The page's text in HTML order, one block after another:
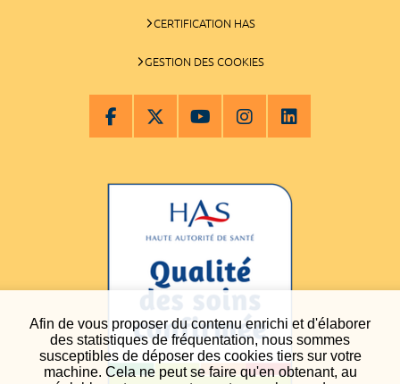
Afin de vous proposer du contenu enrichi et d'élaborer
des statistiques de fréquentation, nous sommes
susceptibles de déposer des cookies tiers sur votre
machine. Cela ne peut se faire qu'en obtenant, au
CERTIFICATION HAS
GESTION DES COOKIES